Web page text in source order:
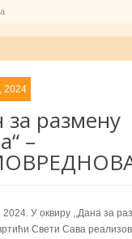
2024
за размену
–
У оквиру ,,Дана за
Свети Сава